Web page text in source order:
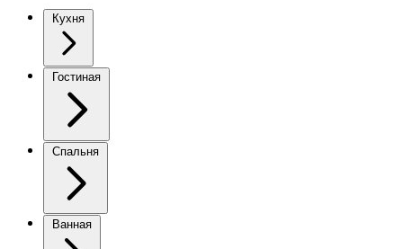
Кухня
Гостиная
Спальня
Ванная